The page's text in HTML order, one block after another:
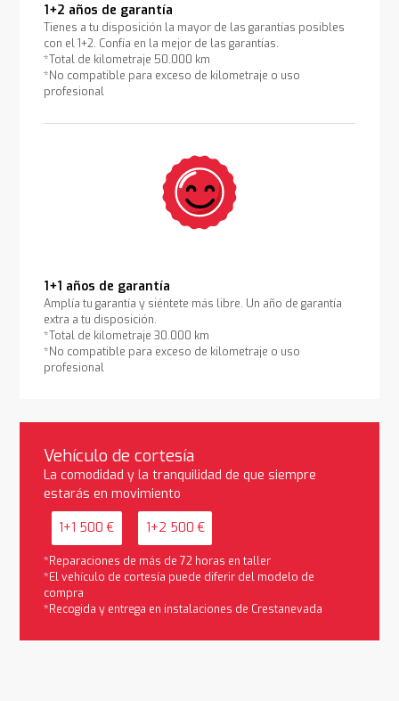
1+2 años de garantía
Tienes a tu disposición la mayor de las garantías posibles
con el 1+2. Confía en la mejor de las garantías.
*Total de kilometraje 50.000 km
*No compatible para exceso de kilometraje o uso
profesional
1+1 años de garantía
Amplía tu garantía y siéntete más libre. Un año de garantía
extra a tu disposición.
*Total de kilometraje 30.000 km
*No compatible para exceso de kilometraje o uso
profesional
Vehículo de cortesía
La comodidad y la tranquilidad de que siempre
estarás en movimiento
1+1 500 € 1+2 500 €
*Reparaciones de más de 72 horas en taller
*El vehículo de cortesía puede diferir del modelo de
compra
*Recogida y entrega en instalaciones de Crestanevada